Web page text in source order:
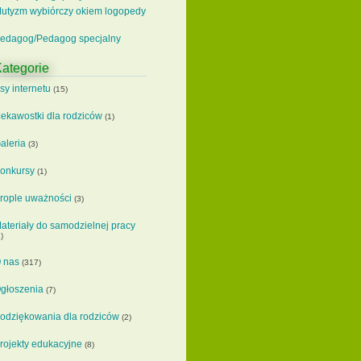
wybiórczy okiem logopedy
Pedagog specjalny
internetu (15)
dla rodziców(1)
(3)
(1)
uważności (3)
do samodzielnej pracy
nas(317)
(7)
dla rodziców(2)
edukacyjne (8)